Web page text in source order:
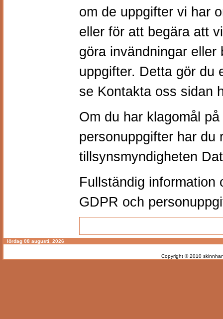
om de uppgifter vi har
eller för att begära att
göra invändningar eller
uppgifter. Detta gör du
se Kontakta oss sidan
Om du har klagomål
personuppgifter har du
tillsynsmyndigheten
Fullständig information
GDPR och
lördag 08 augusti, 2026
Copyright © 2010